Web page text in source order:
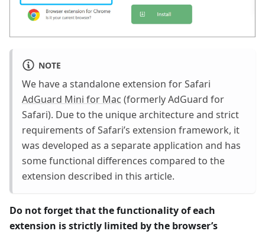
NOTE
We have a standalone extension for Safari
AdGuard Mini for Mac (formerly AdGuard for
Safari). Due to the unique architecture and strict
requirements of Safari’s extension framework, it
was developed as a separate application and has
some functional differences compared to the
extension described in this article.
Do not forget that the functionality of each
extension is strictly limited by the browser’s